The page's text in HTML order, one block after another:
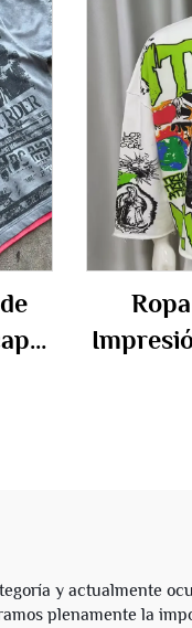
y actualmente
plenamente la